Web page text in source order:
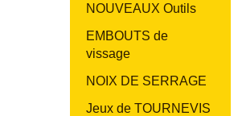
NOUVEAUX Outils
EMBOUTS de
vissage
NOIX DE SERRAGE
Jeux de TOURNEVIS